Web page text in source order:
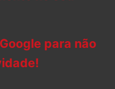
para não